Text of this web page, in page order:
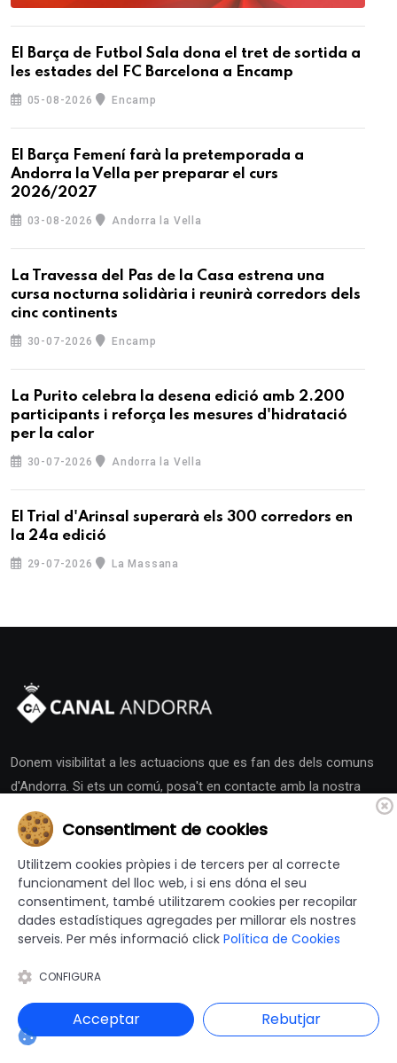
El Barça de Futbol Sala dona el tret de sortida a
les estades del FC Barcelona a Encamp
05-08-2026 Encamp
El Barça Femení farà la pretemporada a
Andorra la Vella per preparar el curs
2026/2027
03-08-2026 Andorra la Vella
La Travessa del Pas de la Casa estrena una
cursa nocturna solidària i reunirà corredors dels
cinc continents
30-07-2026 Encamp
La Purito celebra la desena edició amb 2.200
participants i reforça les mesures d'hidratació
per la calor
30-07-2026 Andorra la Vella
El Trial d'Arinsal superarà els 300 corredors en
la 24a edició
29-07-2026 La Massana
Donem visibilitat a les actuacions que es fan des dels comuns
d'Andorra. Si ets un comú, posa't en contacte amb la nostra
redacció i activa la teva Sala de Premsa.
Altres Canals
canalajuntament.cat
Andorra
Consentiment de cookies
Utilitzem cookies pròpies i de tercers per al correcte
funcionament del lloc web, i si ens dóna el seu
consentiment, també utilitzarem cookies per recopilar
dades estadístiques agregades per millorar els nostres
serveis. Per més informació click Política de Cookies
CONFIGURA
Acceptar Rebutjar